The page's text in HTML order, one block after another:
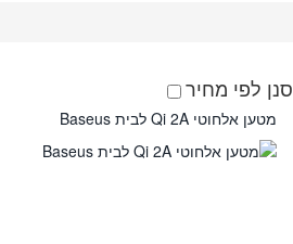
סנן לפי מחיר
מטען אלחוטי Qi 2A לבית Baseus